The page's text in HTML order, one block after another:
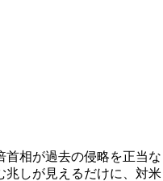
相が過去の侵略を正当
しが見えるだけに、対